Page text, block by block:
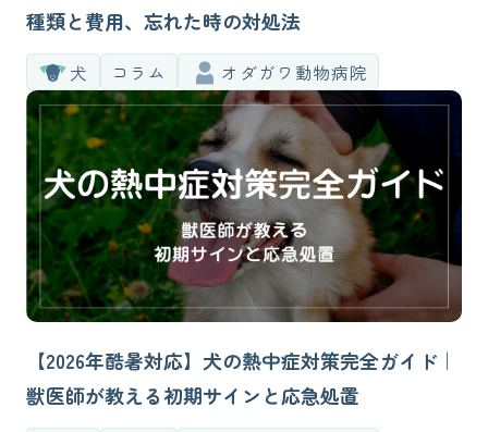
種類と費用、忘れた時の対処法
犬 コラム オダガワ動物病院
【2026年酷暑対応】犬の熱中症対策完全ガイド｜
獣医師が教える初期サインと応急処置